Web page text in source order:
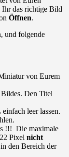
Ihr das richtige Bild
Öffnen.
und folgende
von Eurem
Bildes. Den Titel
einfach leer lassen.
!!! Die maximale
Pixel nicht
den Bereich der